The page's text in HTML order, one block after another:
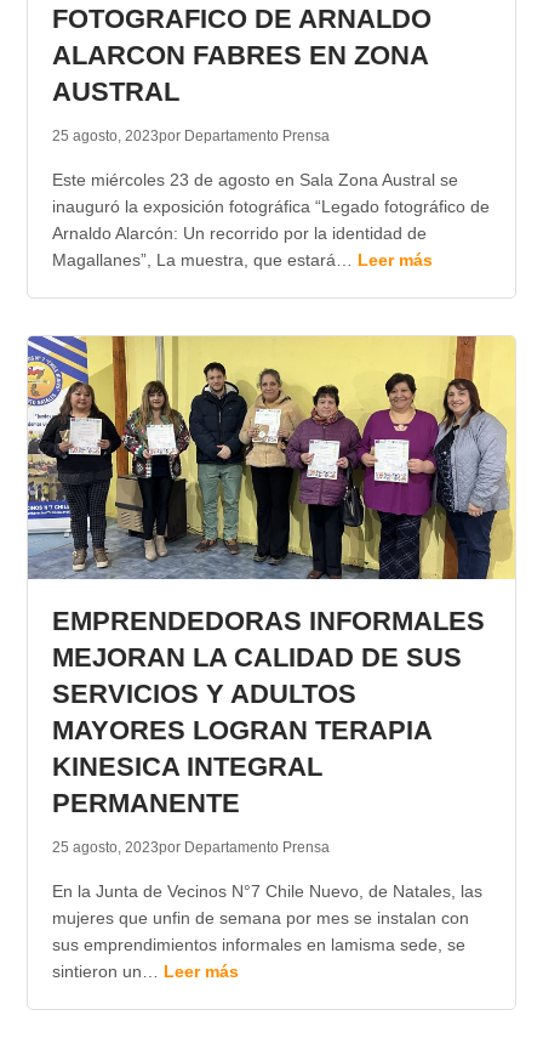
FOTOGRAFICO DE ARNALDO
ALARCON FABRES EN ZONA
AUSTRAL
25 agosto, 2023por Departamento Prensa
Este miércoles 23 de agosto en Sala Zona Austral se
inauguró la exposición fotográfica “Legado fotográfico de
Arnaldo Alarcón: Un recorrido por la identidad de
Magallanes”, La muestra, que estará… Leer más
EMPRENDEDORAS INFORMALES
MEJORAN LA CALIDAD DE SUS
SERVICIOS Y ADULTOS
MAYORES LOGRAN TERAPIA
KINESICA INTEGRAL
PERMANENTE
25 agosto, 2023por Departamento Prensa
En la Junta de Vecinos N°7 Chile Nuevo, de Natales, las
mujeres que unfin de semana por mes se instalan con
sus emprendimientos informales en lamisma sede, se
sintieron un… Leer más